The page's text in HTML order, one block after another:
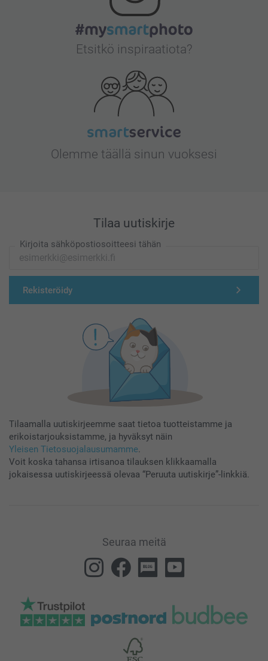
Etsitkö inspiraatiota?
Olemme täällä sinun vuoksesi
Tilaa uutiskirje
Kirjoita sähköpostiosoitteesi tähän
Rekisteröidy
Tilaamalla uutiskirjeemme saat tietoa tuotteistamme ja
erikoistarjouksistamme, ja hyväksyt näin
Yleisen Tietosuojalausumamme.
Voit koska tahansa irtisanoa tilauksen klikkaamalla
jokaisessa uutiskirjeessä olevaa “Peruuta uutiskirje”-linkkiä.
Seuraa meitä